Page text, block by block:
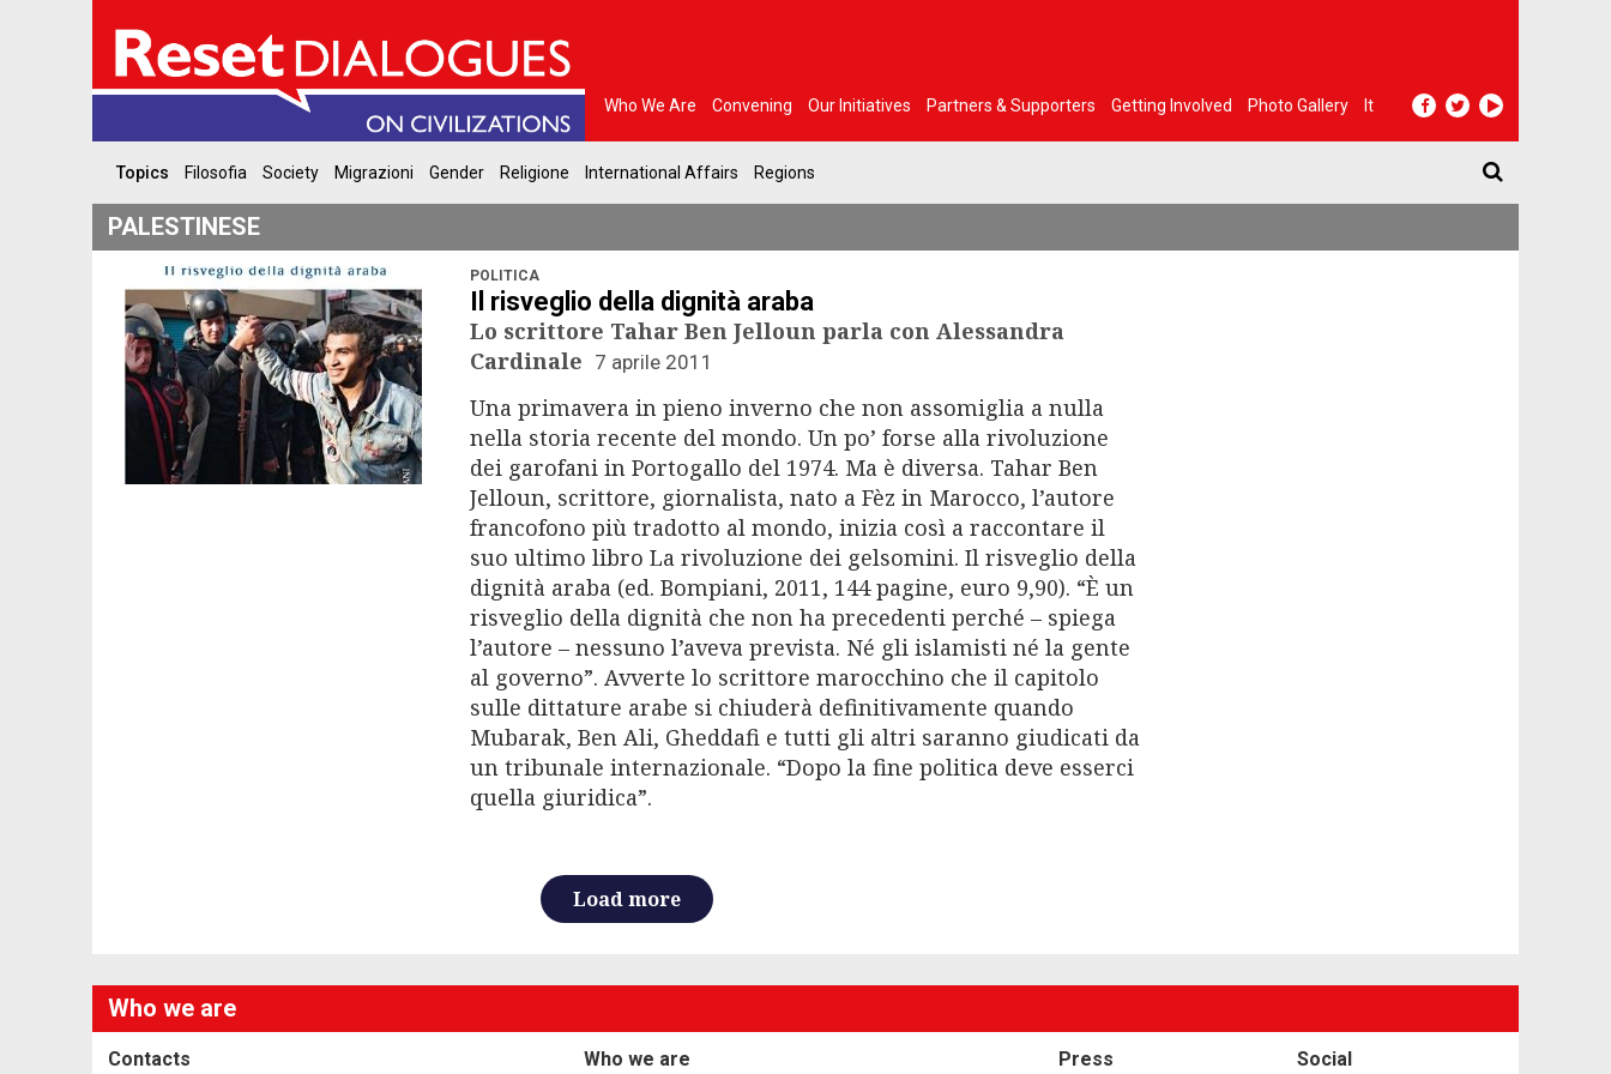
Who We Are Convening Our Initiatives Partners & Supporters Getting Involved Photo Gallery It
Topics Filosofia Society Migrazioni Gender Religione International Affairs Regions
PALESTINESE
POLITICA
Il risveglio della dignità araba
Lo scrittore Tahar Ben Jelloun parla con Alessandra
Cardinale 7 aprile 2011
Una primavera in pieno inverno che non assomiglia a nulla
nella storia recente del mondo. Un po’ forse alla rivoluzione
dei garofani in Portogallo del 1974. Ma è diversa. Tahar Ben
Jelloun, scrittore, giornalista, nato a Fèz in Marocco, l’autore
francofono più tradotto al mondo, inizia così a raccontare il
suo ultimo libro La rivoluzione dei gelsomini. Il risveglio della
dignità araba (ed. Bompiani, 2011, 144 pagine, euro 9,90). “È un
risveglio della dignità che non ha precedenti perché – spiega
l’autore – nessuno l’aveva prevista. Né gli islamisti né la gente
al governo”. Avverte lo scrittore marocchino che il capitolo
sulle dittature arabe si chiuderà definitivamente quando
Mubarak, Ben Ali, Gheddafi e tutti gli altri saranno giudicati da
un tribunale internazionale. “Dopo la fine politica deve esserci
quella giuridica”.
Load more
Who we are
Contacts Who we are Press Social